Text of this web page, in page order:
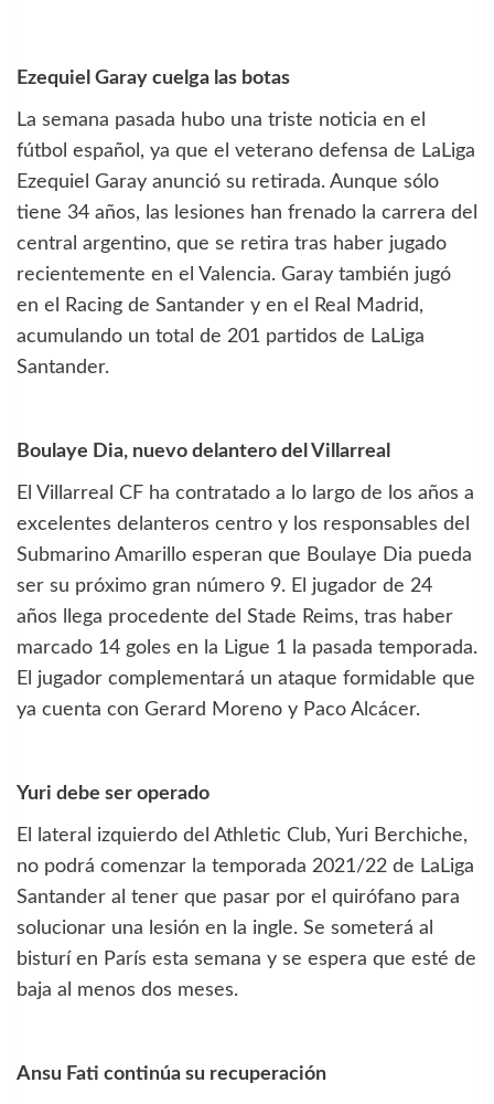
Ezequiel Garay cuelga las botas
La semana pasada hubo una triste noticia en el
fútbol español, ya que el veterano defensa de LaLiga
Ezequiel Garay anunció su retirada. Aunque sólo
tiene 34 años, las lesiones han frenado la carrera del
central argentino, que se retira tras haber jugado
recientemente en el Valencia. Garay también jugó
en el Racing de Santander y en el Real Madrid,
acumulando un total de 201 partidos de LaLiga
Santander.
Boulaye Dia, nuevo delantero del Villarreal
El Villarreal CF ha contratado a lo largo de los años a
excelentes delanteros centro y los responsables del
Submarino Amarillo esperan que Boulaye Dia pueda
ser su próximo gran número 9. El jugador de 24
años llega procedente del Stade Reims, tras haber
marcado 14 goles en la Ligue 1 la pasada temporada.
El jugador complementará un ataque formidable que
ya cuenta con Gerard Moreno y Paco Alcácer.
Yuri debe ser operado
El lateral izquierdo del Athletic Club, Yuri Berchiche,
no podrá comenzar la temporada 2021/22 de LaLiga
Santander al tener que pasar por el quirófano para
solucionar una lesión en la ingle. Se someterá al
bisturí en París esta semana y se espera que esté de
baja al menos dos meses.
Ansu Fati continúa su recuperación